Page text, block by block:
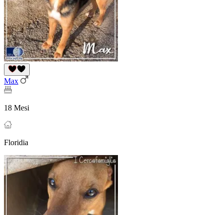
Max
18 Mesi
Floridia